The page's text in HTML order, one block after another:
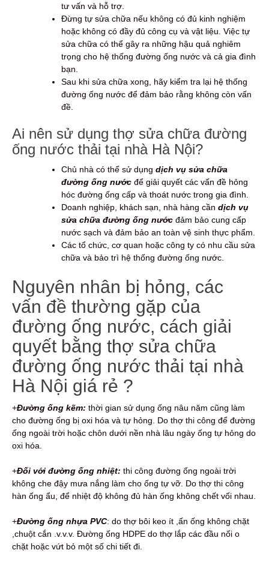
tư vấn và hỗ trợ.
Đừng tự sửa chữa nếu không có đủ kinh nghiệm
hoặc không có đầy đủ công cụ và vật liệu. Việc tự
sửa chữa có thể gây ra những hậu quả nghiêm
trọng cho hệ thống đường ống nước và cả gia đình
bạn.
Sau khi sửa chữa xong, hãy kiểm tra lại hệ thống
đường ống nước để đảm bảo rằng không còn vấn
đề.
Ai nên sử dụng thợ sửa chữa đường
ống nước thải tại nhà Hà Nội?
Chủ nhà có thể sử dụng dịch vụ sửa chữa
đường ống nước để giải quyết các vấn đề hỏng
hóc đường ống cấp và thoát nước trong gia đình.
Doanh nghiệp, khách sạn, nhà hàng cần dịch vụ
sửa chữa đường ống nước đảm bảo cung cấp
nước sạch và đảm bảo an toàn vệ sinh thực phẩm.
Các tổ chức, cơ quan hoặc công ty có nhu cầu sửa
chữa và bảo trì hệ thống đường ống nước.
Nguyên nhân bị hỏng, các
vấn đề thường gặp của
đường ống nước, cách giải
quyết bằng thợ sửa chữa
đường ống nước thải tại nhà
Hà Nội giá rẻ ?
+Đường ống kẽm: thời gian sử dụng ống nâu năm cũng làm
cho đường ống bị oxi hóa và tự hỏng. Do thợ thi công để đường
ống ngoài trời hoặc chôn dưới nền nhà lâu ngày ống tự hỏng do
oxi hóa.
+Đối với đường ống nhiệt: thi công đường ống ngoài trời
không che đậy mưa nắng làm cho ống tự vỡ. Do thợ thi công
hàn ống ẩu, để nhiệt độ không đủ hàn ống không chết vối nhau.
+Đường ống nhựa PVC: do thợ bôi keo ít ,ấn ống không chặt
,chuột cắn .v.v.v. Đường ống HDPE do thợ lắp các đầu nối o
chặt hoặc vứt bỏ một số chi tiết đi.